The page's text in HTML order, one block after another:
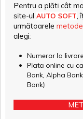
Pentru a plăti cât
site-ul AUTO SOFT ,
următoarele
alegi:
Numerar la livrare
Plata online cu
Bank, Alpha
Bank)